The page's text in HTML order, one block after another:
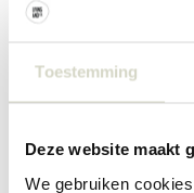
Toestemming
Deze website maakt
We gebruiken
verschillende
katoen. Afmeting
Materiaal: katoen, jute
Kleur: naturel, zwart